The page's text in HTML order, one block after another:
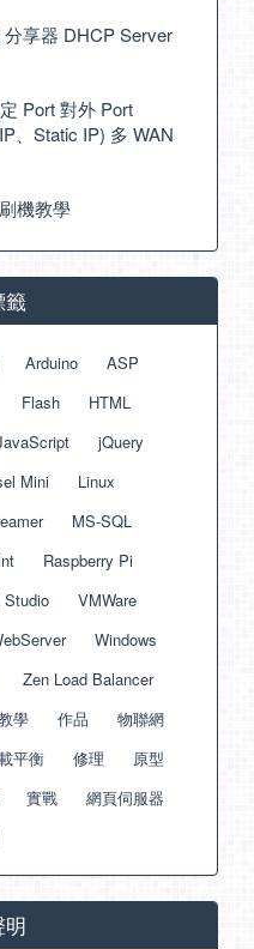
享器 DHCP Server
Port 對外 Port
、Static IP) 多 WAN
機教學
籤
Arduino
ASP
Flash
HTML
jQuery
Mini
Linux
MS-SQL
Raspberry Pi
VMWare
Windows
Zen Load Balancer
學 作品
物聯網
平衡 修理
原型
實戰
網頁伺服器
明